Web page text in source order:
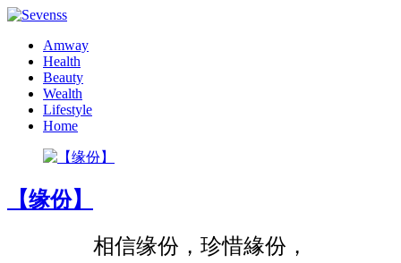
Amway
Health
Beauty
Wealth
Lifestyle
Home
【缘份】
相信缘份，珍惜緣份，